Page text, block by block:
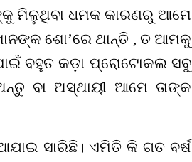
ମିଳୁଥିବା ଧମକ କାରଣରୁ ଆମେ
ଶୋ’ରେ ଥାନ୍ତି , ତ ଆମକୁ
ବହୁତ କଡ଼ା ପ୍ରୋଟୋକଲ ସବୁ
ବା ଅସ୍ଥାୟୀ ଆମେ ତାଙ୍କ
ସାରିଛି। ଏମିତି କି ଗତ ବର୍ଷ